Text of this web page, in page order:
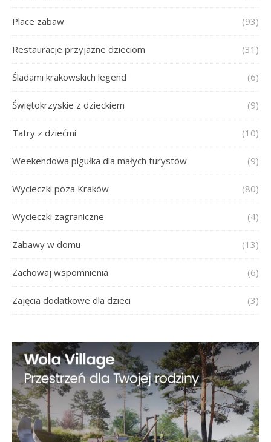
Place zabaw (93)
Restauracje przyjazne dzieciom (31)
Śladami krakowskich legend (6)
Świętokrzyskie z dzieckiem (9)
Tatry z dziećmi (10)
Weekendowa pigułka dla małych turystów (9)
Wycieczki poza Kraków (80)
Wycieczki zagraniczne (4)
Zabawy w domu (13)
Zachowaj wspomnienia (6)
Zajęcia dodatkowe dla dzieci (3)